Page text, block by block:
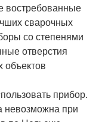
востребованные
сварочных
со степенями
отверстия
прибор.
невозможна при